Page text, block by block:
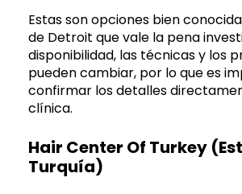
Estas son opciones bien
de Detroit que vale la pena
disponibilidad, las técnicas y los
pueden cambiar, por lo que es
confirmar los detalles
clínica.
Hair Center Of Turkey
Turquía)